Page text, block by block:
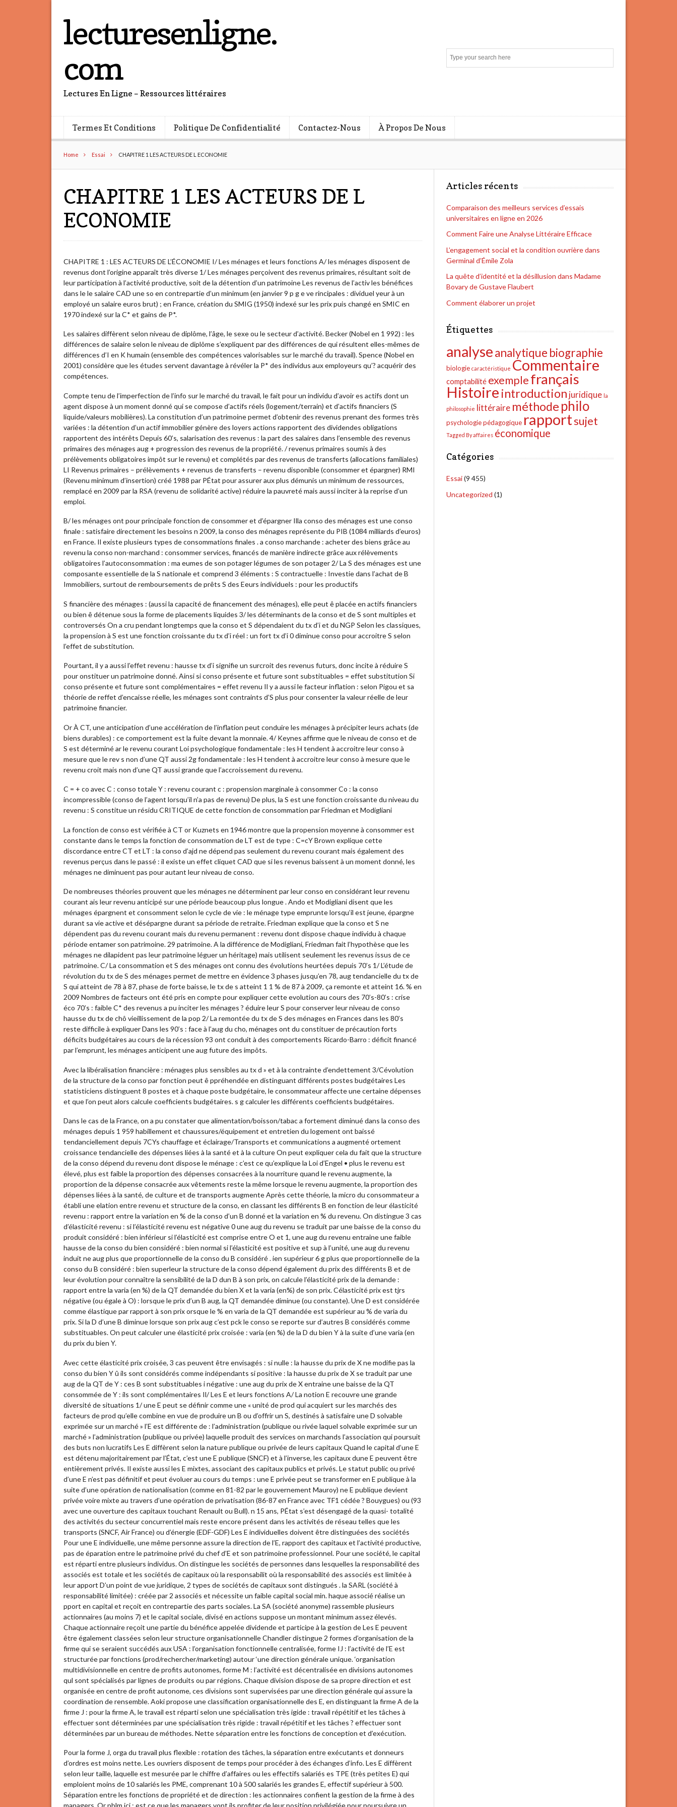
lecturesenligne.
com
Lectures En Ligne – Ressources littéraires
e
Termes Et Conditions Politique De Confidentialité Contactez-Nous À Propos De Nous
Home Essai CHAPITRE 1 LES ACTEURS DE L ECONOMIE
CHAPITRE 1 LES ACTEURS DE L
ECONOMIE
CHAPITRE 1 : LES ACTEURS DE L’ÉCONOMIE I/ Les ménages et leurs fonctions A/ les ménages disposent de
revenus dont l’origine apparaît très diverse 1/ Les ménages perçoivent des revenus primaires, résultant soit de
leur participation à l’activité productive, soit de la détention d’un patrimoine Les revenus de l’activ les bénéfices
dans le le salaire CAD une so en contrepartie d’un minimum (en janvier 9 p g e ve rincipales : dividuel yeur à un
employé un salaire euros brut) ; en France, création du SMIG (1950) indexé sur les prix puis changé en SMIC en
1970 indexé sur la C* et gains de P*.
Les salaires diffèrent selon niveau de diplôme, l’âge, le sexe ou le secteur d’activité. Becker (Nobel en 1 992) : les
différences de salaire selon le niveau de diplôme s’expliquent par des différences de qui résultent elles-mêmes de
différences d’I en K humain (ensemble des compétences valorisables sur le marché du travail). Spence (Nobel en
2001) considère que les études servent davantage à révéler la P* des individus aux employeurs qu’? acquérir des
compétences.
Compte tenu de l’imperfection de l’info sur le marché du travail, le fait pour un individu d’avoir es actifs dont un
agent dispose à un moment donné qui se compose d’actifs réels (logement/terrain) et d’actifs financiers (S
liquide/valeurs mobilières). La constitution d’un patrimoine permet d’obtenir des revenus prenant des formes très
variées : la détention d’un actif immobilier génère des loyers actions rapportent des dividendes obligations
rapportent des intérêts Depuis 60’s, salarisation des revenus : la part des salaires dans l’ensemble des revenus
primaires des ménages aug + progression des revenus de la propriété. / revenus primaires soumis à des
prélèvements obligatoires impôt sur le revenu) et complétés par des revenus de transferts (allocations familiales)
LI Revenus primaires – prélèvements + revenus de transferts – revenu disponible (consommer et épargner) RMI
(Revenu minimum d’insertion) créé 1988 par PÉtat pour assurer aux plus démunis un minimum de ressources,
remplacé en 2009 par la RSA (revenu de solidarité active) réduire la pauvreté mais aussi inciter à la reprise d’un
emploi.
B/ les ménages ont pour principale fonction de consommer et d’épargner Illa conso des ménages est une conso
finale : satisfaire directement les besoins n 2009, la conso des ménages représente du PIB (1084 milliards d’euros)
en France. Il existe plusieurs types de consommations finales . a conso marchande : acheter des biens grâce au
revenu la conso non-marchand : consommer services, financés de manière indirecte grâce aux rélèvements
obligatoires l’autoconsommation : ma eumes de son potager légumes de son potager 2/ La S des ménages est une
composante essentielle de la S nationale et comprend 3 éléments : S contractuelle : Investie dans l’achat de B
Immobiliers, surtout de remboursements de prêts S des Eeurs individuels : pour les productifs
S financière des ménages : (aussi la capacité de financement des ménages), elle peut ê placée en actifs financiers
ou bien ê détenue sous la forme de placements liquides 3/ les déterminants de la conso et de S sont multiples et
controversés On a cru pendant longtemps que la conso et S dépendaient du tx d’i et du NGP Selon les classiques,
la propension à S est une fonction croissante du tx d’i réel : un fort tx d’i 0 diminue conso pour accroitre S selon
l’effet de substitution.
Pourtant, il y a aussi l’effet revenu : hausse tx d’i signifie un surcroit des revenus futurs, donc incite à réduire S
pour onstituer un patrimoine donné. Ainsi si conso présente et future sont substituables = effet substitution Si
conso présente et future sont complémentaires = effet revenu Il y a aussi le facteur inflation : selon Pigou et sa
théorie de reffet d’encaisse réelle, les ménages sont contraints d’S plus pour consenter la valeur réelle de leur
patrimoine financier.
Or À CT, une anticipation d’une accélération de l’inflation peut conduire les ménages à précipiter leurs achats (de
biens durables) : ce comportement est la fuite devant la monnaie. 4/ Keynes affirme que le niveau de conso et de
S est déterminé ar le revenu courant Loi psychologique fondamentale : les H tendent à accroitre leur conso à
mesure que le rev s non d’une QT aussi 2g fondamentale : les H tendent à accroitre leur conso à mesure que le
revenu croit mais non d’une QT aussi grande que l’accroissement du revenu.
C = + co avec C : conso totale Y : revenu courant c : propension marginale à consommer Co : la conso
incompressible (conso de l’agent lorsqu’il n’a pas de revenu) De plus, la S est une fonction croissante du niveau du
revenu : S constitue un résidu CRITIQUE de cette fonction de consommation par Friedman et Modigliani
La fonction de conso est vérifiée à CT or Kuznets en 1946 montre que la propension moyenne à consommer est
constante dans le temps la fonction de consommation de LT est de type : C=cY Brown explique cette
discordance entre CT et LT : la conso d’ajd ne dépend pas seulement du revenu courant mais également des
revenus perçus dans le passé : il existe un effet cliquet CAD que si les revenus baissent à un moment donné, les
ménages ne diminuent pas pour autant leur niveau de conso.
De nombreuses théories prouvent que les ménages ne déterminent par leur conso en considérant leur revenu
courant ais leur revenu anticipé sur une période beaucoup plus longue . Ando et Modigliani disent que les
ménages épargnent et consomment selon le cycle de vie : le ménage type emprunte lorsqu’il est jeune, épargne
durant sa vie active et désépargne durant sa période de retraite. Friedman explique que la conso et S ne
dépendent pas du revenu courant mais du revenu permanent : revenu dont dispose chaque individu à chaque
période entamer son patrimoine. 29 patrimoine. A la différence de Modigliani, Friedman fait l’hypothèse que les
ménages ne dilapident pas leur patrimoine léguer un héritage) mais utilisent seulement les revenus issus de ce
patrimoine. C/ La consommation et S des ménages ont connu des évolutions heurtées depuis 70’s 1/ L’étude de
révolution du tx de S des ménages permet de mettre en évidence 3 phases jusqu’en 78, aug tendancielle du tx de
S qui atteint de 78 à 87, phase de forte baisse, le tx de s atteint 1 1 % de 87 à 2009, ça remonte et atteint 16. % en
2009 Nombres de facteurs ont été pris en compte pour expliquer cette evolution au cours des 70’s-80’s : crise
éco 70’s : faible C* des revenus a pu inciter les ménages ? éduire leur S pour conserver leur niveau de conso
hausse du tx de chô vieillissement de la pop 2/ La remontée du tx de S des ménages en Frances dans les 80’s
reste difficile à expliquer Dans les 90’s : face à l’aug du cho, ménages ont du constituer de précaution forts
déficits budgétaires au cours de la récession 93 ont conduit à des comportements Ricardo-Barro : déficit financé
par l’emprunt, les ménages anticipent une aug future des impôts.
Avec la libéralisation financière : ménages plus sensibles au tx d » et à la contrainte d’endettement 3/Cévolution
de la structure de la conso par fonction peut ê ppréhendée en distinguant différents postes budgétaires Les
statisticiens distinguent 8 postes et à chaque poste budgétaire, le consommateur affecte une certaine dépenses
et que l’on peut alors calcule coefficients budgétaires. s g calculer les différents coefficients budgétaires.
Dans le cas de la France, on a pu constater que alimentation/boisson/tabac a fortement diminué dans la conso des
ménages depuis 1 959 habillement et chaussures/équipement et entretien du logement ont baissé
tendanciellement depuis 7CYs chauffage et éclairage/Transports et communications a augmenté ortement
croissance tendancielle des dépenses liées à la santé et à la culture On peut expliquer cela du fait que la structure
de la conso dépend du revenu dont dispose le ménage : c’est ce qu’explique la Loi d’Engel • plus le revenu est
élevé, plus est faible la proportion des dépenses consacrées à la nourriture quand le revenu augmente, la
proportion de la dépense consacrée aux vêtements reste la même lorsque le revenu augmente, la proportion des
dépenses liées à la santé, de culture et de transports augmente Après cette théorie, la micro du consommateur a
établi une elation entre revenu et structure de la conso, en classant les différents B en fonction de leur élasticité
revenu : rapport entre la variation en % de la conso d’un B donné et la variation en % du revenu. On distingue 3 cas
d’élasticité revenu : si l’élasticité revenu est négative 0 une aug du revenu se traduit par une baisse de la conso du
produit considéré : bien inférieur si l’élasticité est comprise entre O et 1, une aug du revenu entraine une faible
hausse de la conso du bien considéré : bien normal si l’élasticité est positive et sup à l’unité, une aug du revenu
induit ne aug plus que proportionnelle de la conso du B considéré . ien supérieur 6 g plus que proportionnelle de la
conso du B considéré : bien superleur la structure de la conso dépend également du prix des différents B et de
leur évolution pour connaître la sensibilité de la D dun B à son prix, on calcule l’élasticité prix de la demande :
rapport entre la varia (en %) de la QT demandée du bien X et la varia (en%) de son prix. Célasticité prix est tjrs
négative (ou égale à O) : lorsque le prix d’un B aug, la QT demandée diminue (ou constante). Une D est considérée
comme élastique par rapport à son prix orsque le % en varia de la QT demandée est supérieur au % de varia du
prix. Si la D d’une B diminue lorsque son prix aug c’est pck le conso se reporte sur d’autres B considérés comme
substituables. On peut calculer une élasticité prix croisée : varia (en %) de la D du bien Y à la suite d’une varia (en
du prix du bien Y.
Avec cette élasticité prix croisée, 3 cas peuvent être envisagés : si nulle : la hausse du prix de X ne modifie pas la
conso du bien Y û ils sont considérés comme indépendants si positive : la hausse du prix de X se traduit par une
aug de la QT de Y : ces B sont substituables i négative : une aug du prix de X entraine une baisse de la QT
consommée de Y : ils sont complémentaires Il/ Les E et leurs fonctions A/ La notion E recouvre une grande
diversité de situations 1/ une E peut se définir comme une « unité de prod qui acquiert sur les marchés des
facteurs de prod qu’elle combine en vue de produire un B ou d’offrir un S, destinés à satisfaire une D solvable
exprimée sur un marché » l’E est différente de : l’administration (publique ou rivée laquel solvable exprimée sur un
marché » l’administration (publique ou privée) laquelle produit des services on marchands l’association qui poursuit
des buts non lucratifs Les E diffèrent selon la nature publique ou privée de leurs capitaux Quand le capital d’une E
est détenu majoritairement par l’État, c’est une E publique (SNCF) et à l’inverse, les capitaux dune E peuvent être
entièrement privés. Il existe aussi les E mixtes, associant des capitaux publics et privés. Le statut public ou privé
d’une E n’est pas définitif et peut évoluer au cours du temps : une E privée peut se transformer en E publique à la
suite d’une opération de nationalisation (comme en 81-82 par le gouvernement Mauroy) ne E publique devient
privée voire mixte au travers d’une opération de privatisation (86-87 en France avec TF1 cédée ? Bouygues) ou (93
avec une ouverture des capitaux touchant Renault ou Bull). n 15 ans, PÉtat s’est désengagé de la quasi- totalité
des activités du secteur concurrentiel mais reste encore présent dans les activités de réseau telles que les
transports (SNCF, Air France) ou d’énergie (EDF-GDF) Les E individuelles doivent être distinguées des sociétés
Pour une E individuelle, une même personne assure la direction de l’E, rapport des capitaux et l’activité productive,
pas de éparation entre le patrimoine privé du chef d’E et son patrimoine professionnel. Pour une société, le capital
est réparti entre plusieurs individus. On distingue les sociétés de personnes dans lesquelles la responsabilité des
associés est totale et les sociétés de capitaux où la responsabilit où la responsabilité des associés est limitée à
leur apport D’un point de vue juridique, 2 types de sociétés de capitaux sont distingués . la SARL (société à
responsabilité limitée) : créée par 2 associés et nécessite un faible capital social min. haque associé réalise un
pport en capital et reçoit en contrepartie des parts sociales. La SA (société anonyme) rassemble plusieurs
actionnaires (au moins 7) et le capital sociale, divisé en actions suppose un montant minimum assez élevés.
Chaque actionnaire reçoit une partie du bénéfice appelée dividende et participe à la gestion de Les E peuvent
être également classées selon leur structure organisationnelle Chandler distingue 2 formes d’organisation de la
firme qui se seraient succédés aux USA : l’organisation fonctionnelle centralisée, forme IJ : l’activité de l’E est
structurée par fonctions (prod/rechercher/marketing) autour ‘une direction générale unique. ‘organisation
multidivisionnelle en centre de profits autonomes, forme M : l’activité est décentralisée en divisions autonomes
qul sont spécialisés par lignes de produits ou par régions. Chaque division dispose de sa propre direction et est
organisée en centre de profit autonome, ces divisions sont supervisées par une direction générale qui assure la
coordination de rensemble. Aoki propose une classification organisationnelle des E, en distinguant la firme A de la
firme J : pour la firme A, le travail est réparti selon une spécialisation très igide : travail répétitif et les tâches à
effectuer sont déterminées par une spécialisation très rigide : travail répétitif et les tâches ? effectuer sont
déterminées par un bureau de méthodes. Nette séparation entre les fonctions de conception et d’exécution.
Pour la forme J, orga du travail plus flexible : rotation des tâches, la séparation entre exécutants et donneurs
d’ordres est moins nette. Les ouvriers disposent de temps pour procéder à des échanges d’info. Les E diffèrent
selon leur taille, laquelle est mesurée par le chiffre d’affaires ou les effectifs salariés es TPE (très petites E) qui
emploient moins de 10 salariés les PME, comprenant 10 à 500 salariés les grandes E, effectif supérieur à 500.
Séparation entre les fonctions de propriété et de direction : les actionnaires confient la gestion de la firme à des
Articles récents
Comparaison des meilleurs services d’essais
universitaires en ligne en 2026
Comment Faire une Analyse Littéraire Efficace
L’engagement social et la condition ouvrière dans
Germinal d’Émile Zola
La quête d’identité et la désillusion dans Madame
Bovary de Gustave Flaubert
Comment élaborer un projet
Étiquettes
analyseanalytique biographie
biologie caractéristique Commentaire
comptabilité exemplefrançais
Histoire introduction juridique la
philosophie littéraire méthode philo
psychologie pédagogique rapportsujet
Tagged By affaires économique
Catégories
Essai(9 455)
Uncategorized (1)